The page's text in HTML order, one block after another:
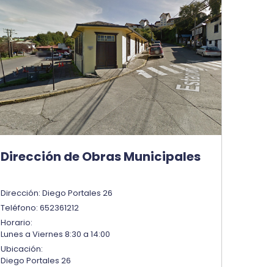
Dirección de Obras Municipales
Dirección: Diego Portales 26
Teléfono: 652361212
Horario:
Lunes a Viernes 8:30 a 14:00
Ubicación:
Diego Portales 26